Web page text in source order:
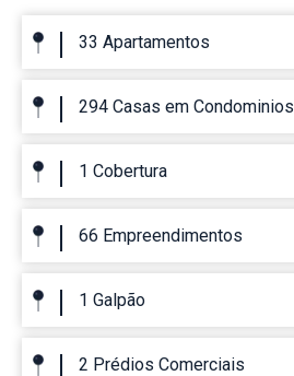
33 Apartamentos
294 Casas em Condominios
1 Cobertura
66 Empreendimentos
1 Galpão
2 Prédios Comerciais